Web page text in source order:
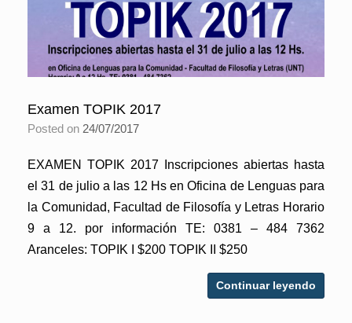
Examen TOPIK 2017
Posted on 24/07/2017
EXAMEN TOPIK 2017 Inscripciones abiertas hasta
el 31 de julio a las 12 Hs en Oficina de Lenguas para
la Comunidad, Facultad de Filosofía y Letras Horario
9 a 12. por información TE: 0381 – 484 7362
Aranceles: TOPIK I $200 TOPIK II $250
Continuar leyendo